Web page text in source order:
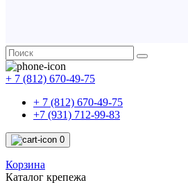
+ 7 (812) 670-49-75
+ 7 (812) 670-49-75
+7 (931) 712-99-83
0
Корзина
Каталог крепежа